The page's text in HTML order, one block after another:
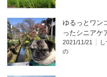
ゆるっとワン
ったシニアケ
2021/11/21
の